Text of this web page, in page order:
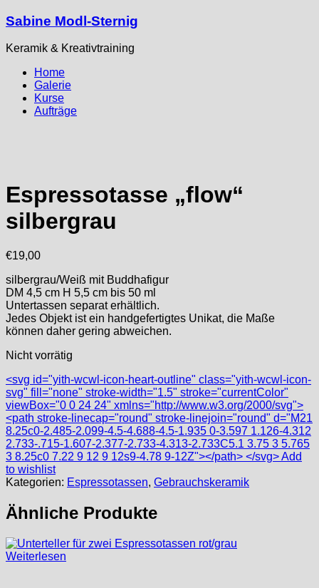
Sabine Modl-Sternig
Keramik & Kreativtraining
Home
Galerie
Kurse
Aufträge
Espressotasse „flow“
silbergrau
€19,00
silbergrau/Weiß mit Buddhafigur
DM 4,5 cm H 5,5 cm bis 50 ml
Untertassen separat erhältlich.
Jedes Objekt ist ein handgefertigtes Unikat, die Maße
können daher gering abweichen.
Nicht vorrätig
<svg id="yith-wcwl-icon-heart-outline" class="yith-wcwl-icon-
svg" fill="none" stroke-width="1.5" stroke="currentColor"
viewBox="0 0 24 24" xmlns="http://www.w3.org/2000/svg">
<path stroke-linecap="round" stroke-linejoin="round" d="M21
8.25c0-2.485-2.099-4.5-4.688-4.5-1.935 0-3.597 1.126-4.312
2.733-.715-1.607-2.377-2.733-4.313-2.733C5.1 3.75 3 5.765
3 8.25c0 7.22 9 12 9 12s9-4.78 9-12Z"></path> </svg> Add
to wishlist
Kategorien: Espressotassen, Gebrauchskeramik
Ähnliche Produkte
Weiterlesen